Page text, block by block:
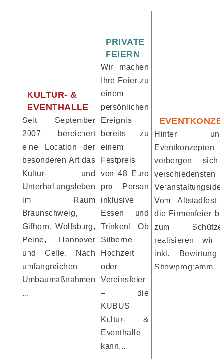
KULTUR- &
EVENTHALLE
Seit September
2007 bereichert
eine Location der
besonderen Art das
Kultur- und
Unterhaltungsleben
im Raum
Braunschweig,
Gifhorn, Wolfsburg,
Peine, Hannover
und Celle. Nach
umfangreichen
Umbaumaßnahmen
...
PRIVATE
FEIERN
Wir machen
Ihre Feier zu
einem
persönlichen
Ereignis
bereits zu
einem
Festpreis
von 48 Euro
pro Person
inklusive
Essen und
Trinken! Ob
Silberne
Hochzeit
oder
Vereinsfeier
– die
KUBUS
Kultur- &
Eventhalle
kann...
Hinter
Eventkonzepten
verbergen
verschiedensten
Vom
die Firmenfeier
zum
realisieren wir
inkl.
Showprogramm